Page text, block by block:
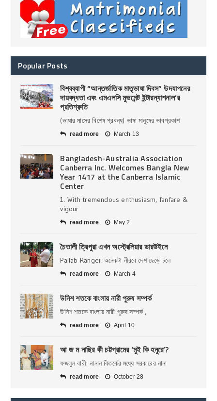
Popular Posts
বিশ্বব্যাপী “আন্তর্জাতিক মাতৃভাষা দিবস” উদযাপনের
দায়বদ্ধতা এবং এমএলসি মুভমেন্ট ইন্টারন্যাশনাল’র
প্রতিশ্রুতি
(ভাষার মাসের বিশেষ প্রবন্ধ) ভাষা মানুষের ভাবপ্রকাশ
read more March 13
Bangladesh-Australia Association
Canberra Inc. Welcomes Bangla New
Year 1417 at the Canberra Islamic
Center
1. With tremendous enthusiasm, fanfare &
vigour
read more May 2
চৈতালী ত্রিপুরা এখন অস্ট্রেলিয়ার ডারউইনে
Pallab Rangei: অনেকটা নীরবে দেশ ছেড়ে চলে
read more March 4
উনিশ শতকে বাংলায় নারী পুরুষ সম্পর্ক
উনিশ শতকে বাংলায় নারী পুরুষ সম্পর্ক ,
read more April 10
আ জ ম নাছির কী চট্টগ্রামের ‘মুই কি হনুরে’?
ফজলুল বারী: নানান বিতর্কের মধ্যে সরকারের নানা
read more October 28